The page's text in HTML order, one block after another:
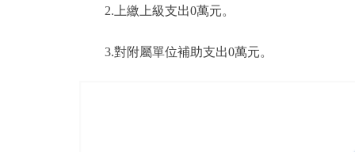
2.上繳上級支出0萬元。
3.對附屬單位補助支出0萬元。